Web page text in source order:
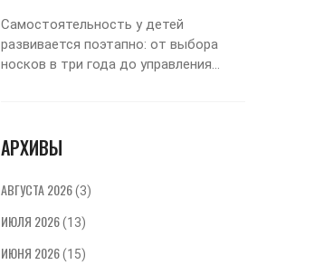
Развития
Самостоятельность у детей
развивается поэтапно: от выбора
носков в три года до управления
ребёнку расти.
АРХИВЫ
АВГУСТА 2026(3)
ИЮЛЯ 2026(13)
ИЮНЯ 2026(15)